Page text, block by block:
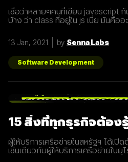
เชื่อว่าหลายๆคนที่เขียน javascript
บ้าง ว่า class ที่อยู่ใน js เนี่ย มันคือ
กว่า class เปรียบเสมือนกับ
สามารถนำไปสร้างเป็นสิ่งของ(
พิมพ์เขียว( class ) นั้นๆได้ โดยภายใ
13 Jan, 2021 by Senna Labs
Software Development
15 สิ่งที่ทุกธุรกิจต้อง
ผู้ให้บริการเครือข่ายในสหรัฐฯ ได้เปิ
เช่นเดียวกับผู้ให้บริการเครือข่ายใน